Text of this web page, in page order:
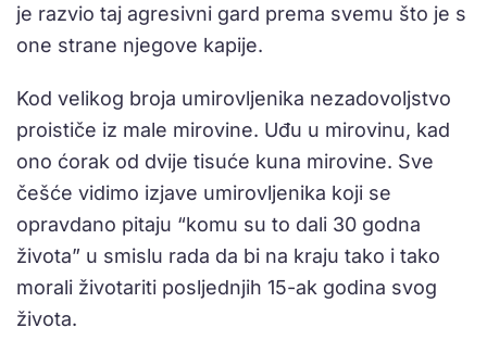
je razvio taj agresivni gard prema svemu što je s
one strane njegove kapije.
Kod velikog broja umirovljenika nezadovoljstvo
proističe iz male mirovine. Uđu u mirovinu, kad
ono ćorak od dvije tisuće kuna mirovine. Sve
češće vidimo izjave umirovljenika koji se
opravdano pitaju “komu su to dali 30 godna
života” u smislu rada da bi na kraju tako i tako
morali životariti posljednjih 15-ak godina svog
života.